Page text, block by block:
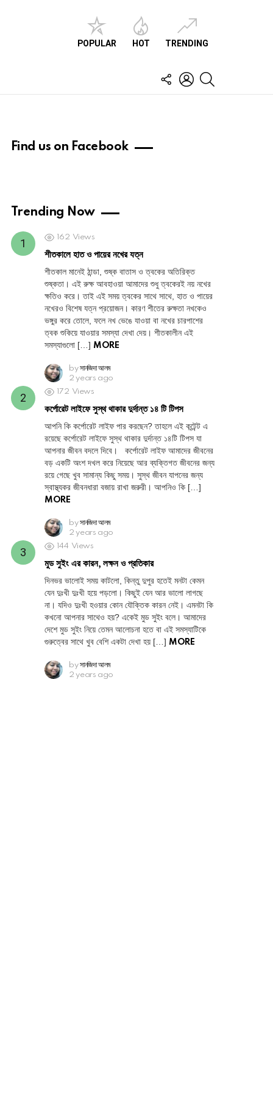
POPULAR HOT TRENDING
FOLLOW
US
LOGIN
Find us on Facebook
Trending Now
162 Views
শীতকালে হাত ও পায়ের নখের যত্ন
শীতকাল মানেই ঠান্ডা, শুষ্ক বাতাস ও ত্বকের অতিরিক্ত
শুষ্কতা। এই রুক্ষ আবহাওয়া আমাদের শুধু ত্বকেরই নয় নখের
ক্ষতিও করে। তাই এই সময় ত্বকের সাথে সাথে, হাত ও পায়ের
নখেরও বিশেষ যত্ন প্রয়োজন। কারণ শীতের রুক্ষতা নখকেও
ভঙ্গুর করে তোলে, ফলে নখ ভেঙে যাওয়া বা নখের চারপাশের
ত্বক শুকিয়ে যাওয়ার সমস্যা দেখা দেয়। শীতকালীন এই
সমস্যাগুলো […] MORE
by সানজিদা আলম
2 years ago
172 Views
কর্পোরেট লাইফে সুস্থ থাকার দুর্দান্ত ১৪ টি টিপস
আপনি কি কর্পোরেট লাইফ পার করছেন? তাহলে এই কন্টেন্ট এ
রয়েছে কর্পোরেট লাইফে সুস্থ থাকার দুর্দান্ত ১৪টি টিপস যা
আপনার জীবন বদলে দিবে। কর্পোরেট লাইফ আমাদের জীবনের
বড় একটি অংশ দখল করে নিয়েছে আর ব্যক্তিগত জীবনের জন্য
রয়ে গেছে খুব সামান্য কিছু সময়। সুস্থ জীবন যাপনের জন্য
স্বাস্থ্যকর জীবনধারা বজায় রাখা জরুরী। আপনিও কি […]
MORE
by সানজিদা আলম
2 years ago
144 Views
মুড সুইং এর কারন, লক্ষন ও প্রতিকার
দিনভর ভালোই সময় কাটলো, কিন্তু দুপুর হতেই মনটা কেমন
যেন দুঃখী দুঃখী হয়ে পড়লো। কিছুই যেন আর ভালো লাগছে
না। যদিও দুঃখী হওয়ার কোন যৌক্তিক কারন নেই। এমনটা কি
কখনো আপনার সাথেও হয়? একেই মুড সুইং বলে। আমাদের
দেশে মুড সুইং নিয়ে তেমন আলোচনা হতে বা এই সমস্যাটিকে
গুরুত্বের সাথে খুব বেশি একটা দেখা হয় […] MORE
by সানজিদা আলম
2 years ago